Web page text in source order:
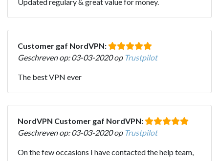
Customer gaf NordVPN:
Geschreven op: 03-03-2020 op Trustpilot
The best VPN ever
NordVPN Customer gaf NordVPN:
Geschreven op: 03-03-2020 op Trustpilot
On the few occasions I have contacted the help team,